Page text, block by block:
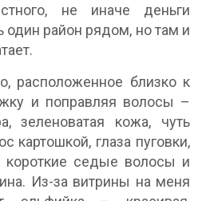
не иначе деньги
один район рядом, но там и
расположенное близко к
и поправляя волосы –
зеленоватая кожа, чуть
картошкой, глаза пуговки,
короткие седые волосы и
Из-за витрины на меня